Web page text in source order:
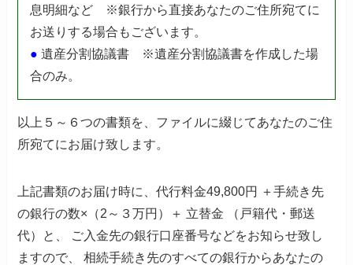
息明細など ※銀行から直接あなたのご住所宛てに
お送りする場合もございます。
● 遺産分割協議書 ※遺産分割協議書を作成した場
合のみ。
以上５～６つの書類を、ファイルに綴じてあなたのご住
所宛てにお届け致します。
上記書類のお届け時に、代行料金49,800円 ＋手続き先
の銀行の数×（2～３万円）＋ 立替金 （戸籍代・郵送
代）と、
ご入金先の銀行口座番号などをお知らせ致し
ますので、
相続手続き先のすべての銀行からあなたの